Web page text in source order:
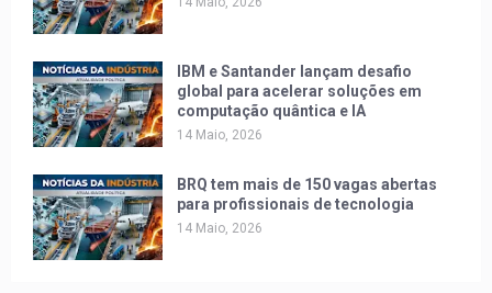
IBM e Santander lançam desafio
global para acelerar soluções em
computação quântica e IA
14 Maio, 2026
BRQ tem mais de 150 vagas abertas
para profissionais de tecnologia
14 Maio, 2026